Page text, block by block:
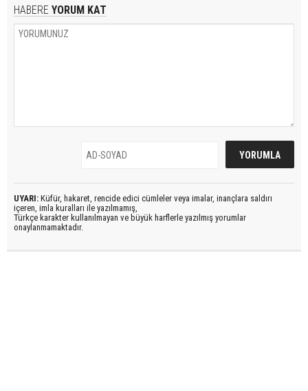
HABERE YORUM KAT
UYARI: Küfür, hakaret, rencide edici cümleler veya imalar, inançlara saldırı
içeren, imla kuralları ile yazılmamış,
Türkçe karakter kullanılmayan ve büyük harflerle yazılmış yorumlar
onaylanmamaktadır.